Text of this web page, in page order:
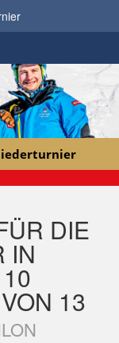
DIE
IN
13